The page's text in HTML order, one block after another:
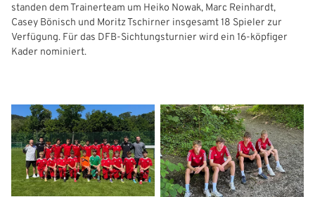
standen dem Trainerteam um Heiko Nowak, Marc Reinhardt,
Casey Bönisch und Moritz Tschirner insgesamt 18 Spieler zur
Verfügung. Für das DFB‑Sichtungsturnier wird ein 16‑köpfiger
Kader nominiert.
WEBSITE DURCHSUCHEN
IHRE LESEZEICHEN
Bitte geben Sie Ihren Benutzernamen und Ihr Passwort ein, um
sich an der Website anzumelden.
Anmelden
Passwort: